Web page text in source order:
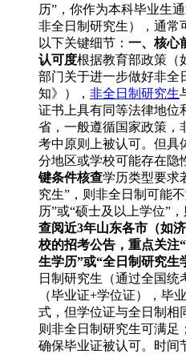
历”，你作为本科毕业生
非全日制研究生），通常
以下关键细节： 一、核心
认可度根据教育部政策（
部门关于进一步做好非全
知》）， 非全日制研究生
证书上具有同等法律地位
省，一般遵循国家政策，
考中原则上被认可。但具
分地区或学校可能存在隐
键条件核查学历类型要求
究生”，则非全日制可能
历”或“硕士及以上学位”
查阅近3年山东各市（如
校的招考公告，重点关注
生学历”或“全日制研究生
日制研究生（通过全国统
（毕业证+学位证），毕
式，但学位证与全日制相
则非全日制研究生可满足
确保毕业证被认可。时间